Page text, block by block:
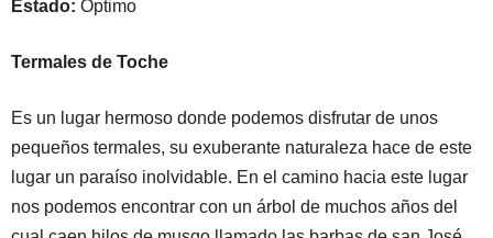
Estado: Optimo
Termales de Toche
Es un lugar hermoso donde podemos disfrutar de unos
pequeños termales, su exuberante naturaleza hace de este
lugar un paraíso inolvidable. En el camino hacia este lugar
nos podemos encontrar con un árbol de muchos años del